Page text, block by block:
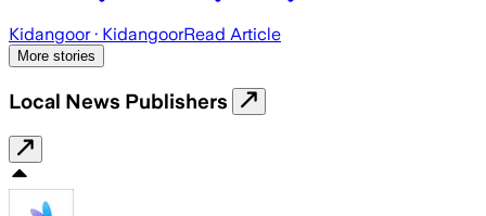
Kidangoor· KidangoorRead Article
More stories
Local News Publishers